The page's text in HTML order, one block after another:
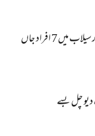
متحدہ عرب امارات میں بارشوں اور سیلاب میں 7 افراد جاں
دیو چل بسے